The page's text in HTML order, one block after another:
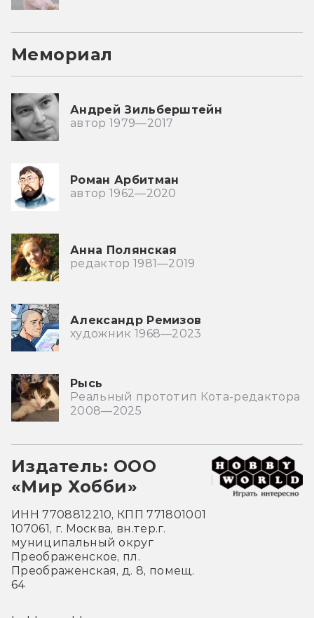
Мемориал
Андрей Зильберштейн
автор 1979—2017
Роман Арбитман
автор 1962—2020
Анна Полянская
редактор 1981—2019
Александр Ремизов
художник 1968—2023
Рысь
Реальный прототип Кота-редактора
2008—2025
Издатель: ООО
«Мир Хобби»
ИНН 7708812210, КПП 771801001
107061, г. Москва, вн.тер.г.
муниципальный округ
Преображенское, пл.
Преображенская, д. 8, помещ.
64